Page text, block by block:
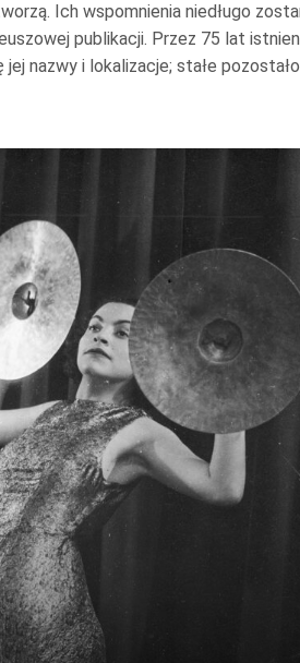
Ich wspomnienia niedługo
publikacji. Przez 75 lat
jej nazwy i lokalizacje; stałe pozostało